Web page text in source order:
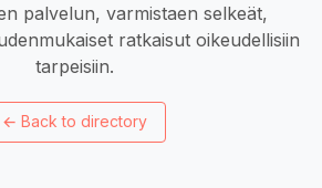
palvelun, varmistaen selkeät,
ratkaisut oikeudellisiin
tarpeisiin.
← Back to directory